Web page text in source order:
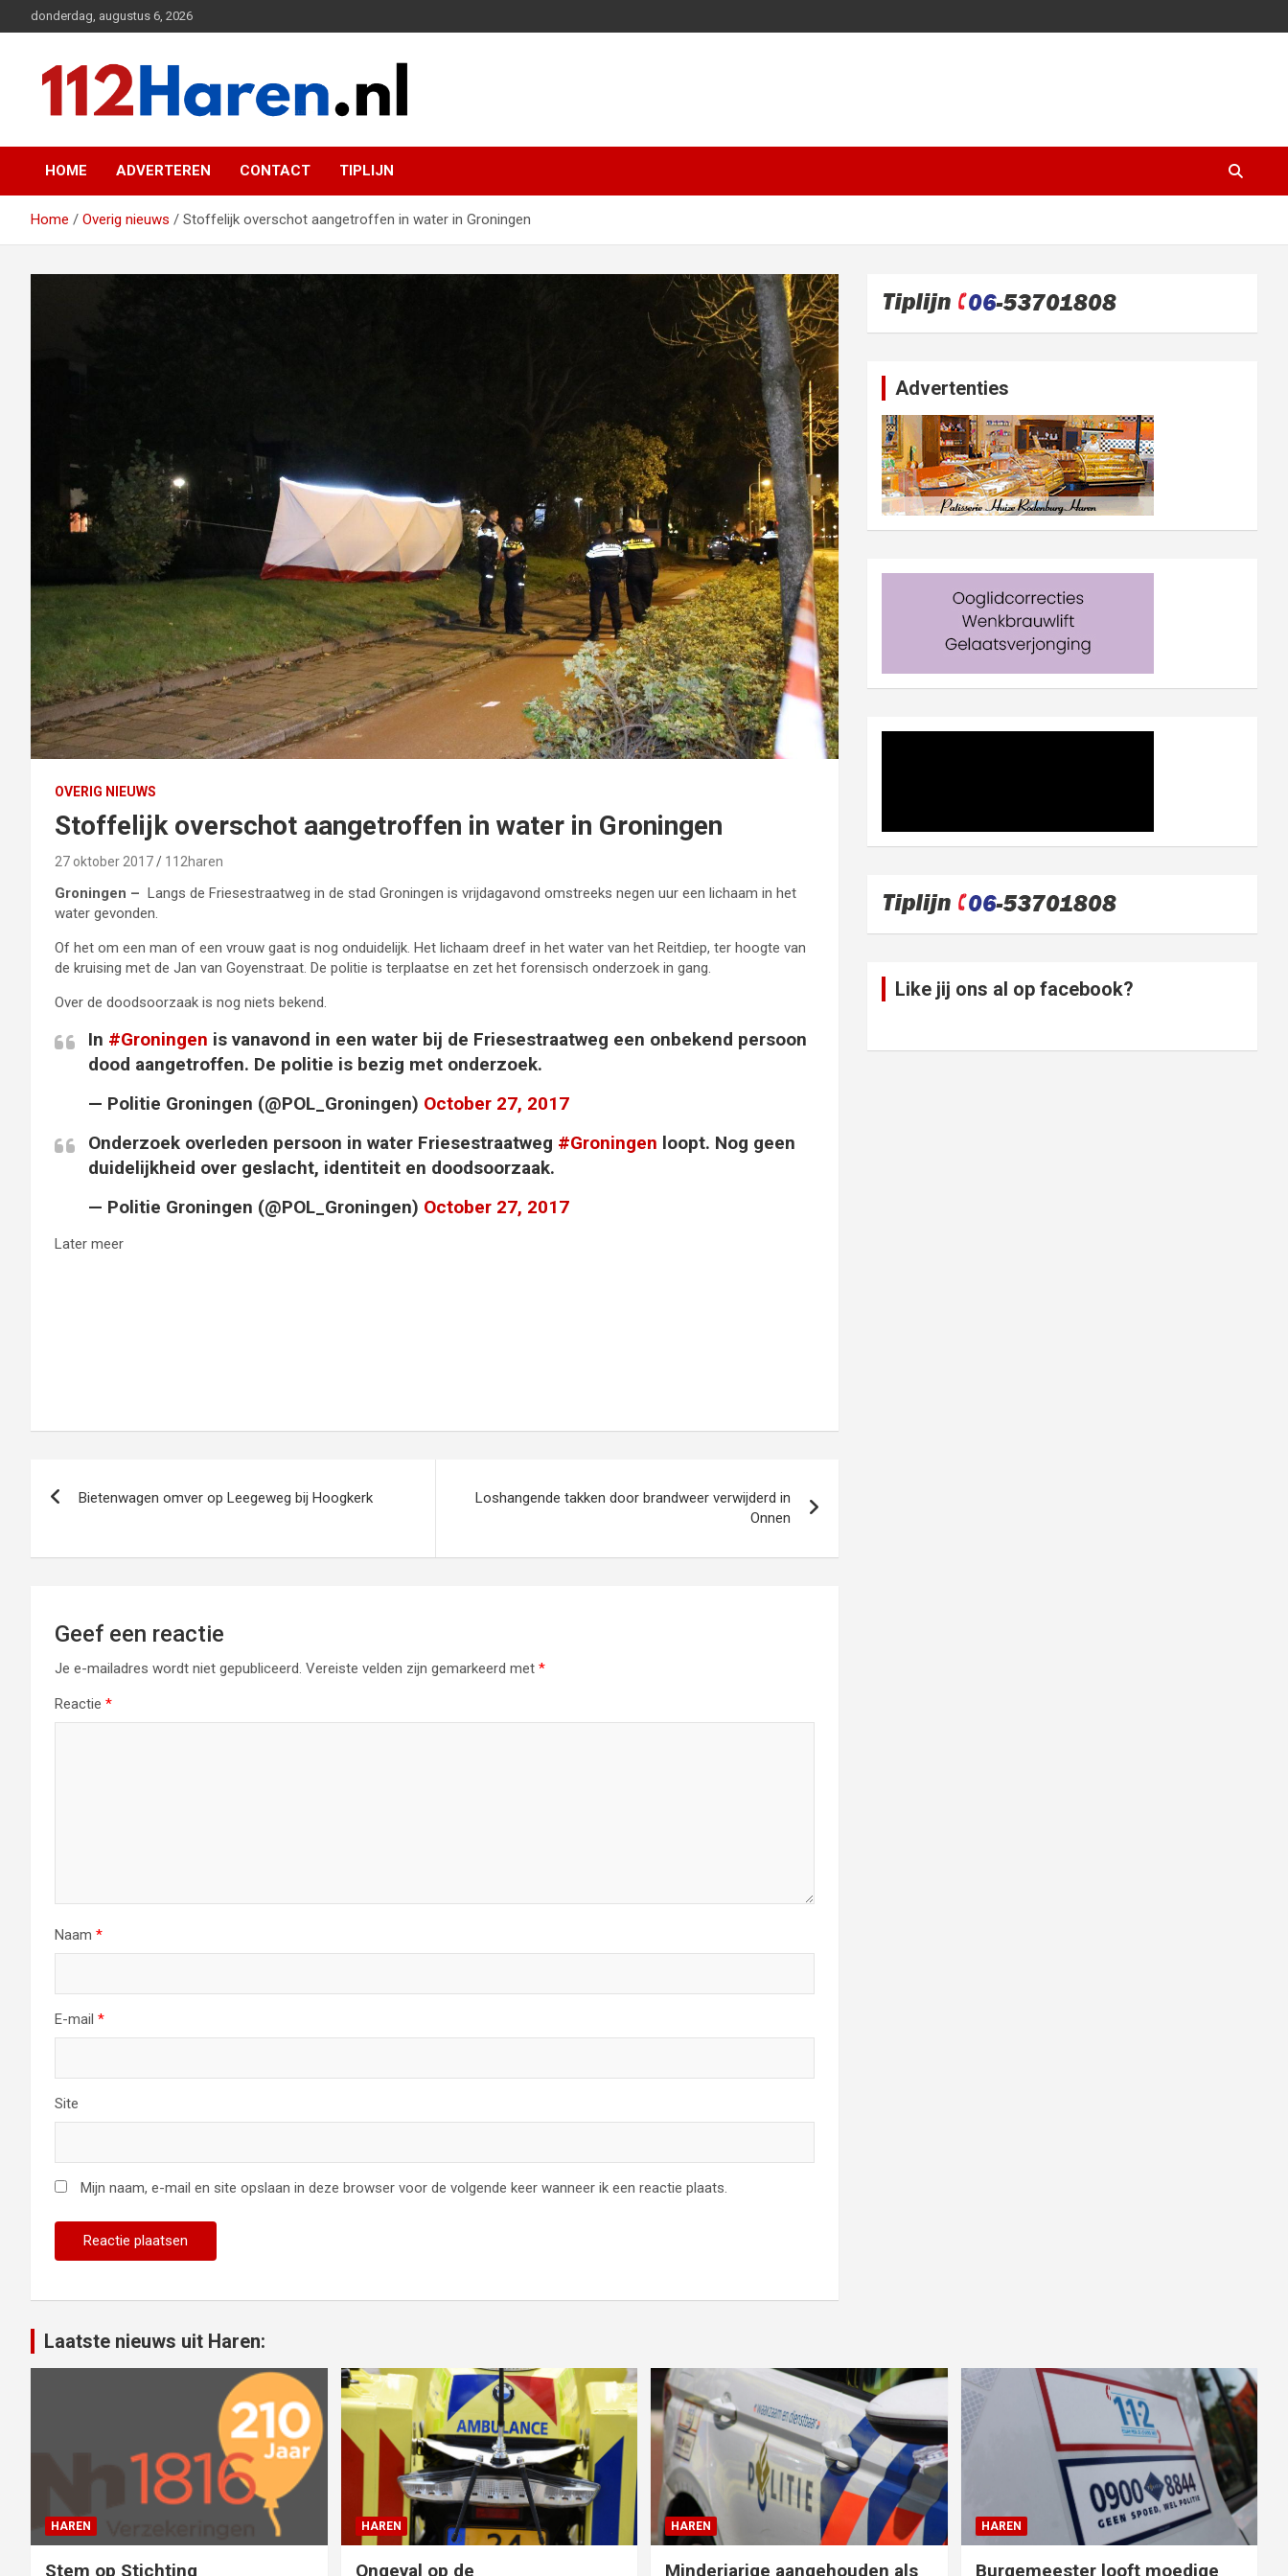
naar
donderdag, augustus 6, 2026
112 Haren.nl
HOME ADVERTEREN CONTACT TIPLIJN
Home Overig nieuws Stoffelijk overschot aangetroffen in water in Groningen
OVERIG NIEUWS
Stoffelijk overschot aangetroffen in water in Groningen
27 oktober 2017 112haren
Groningen – Langs de Friesestraatweg in de stad Groningen is vrijdagavond omstreeks negen uur een lichaam in het
water gevonden.
Of het om een man of een vrouw gaat is nog onduidelijk. Het lichaam dreef in het water van het Reitdiep, ter hoogte van
de kruising met de Jan van Goyenstraat. De politie is terplaatse en zet het forensisch onderzoek in gang.
Over de doodsoorzaak is nog niets bekend.
In #Groningen is vanavond in een water bij de Friesestraatweg een onbekend persoon
dood aangetroffen. De politie is bezig met onderzoek.
— Politie Groningen (@POL_Groningen) October 27, 2017
Onderzoek overleden persoon in water Friesestraatweg #Groningen loopt. Nog geen
duidelijkheid over geslacht, identiteit en doodsoorzaak.
— Politie Groningen (@POL_Groningen) October 27, 2017
Later meer
navigatie
Bietenwagen omver op Leegeweg bij Hoogkerk
Loshangende takken door brandweer verwijderd in
Onnen
Geef een reactie
Je e-mailadres wordt niet gepubliceerd. Vereiste velden zijn gemarkeerd met *
Reactie *
Naam *
E-mail *
Site
Mijn naam, e-mail en site opslaan in deze browser voor de volgende keer wanneer ik een reactie plaats.
Advertenties
Like jij ons al op facebook?
Laatste nieuws uit Haren:
HAREN
Stem op Stichting
HAREN
Ongeval op de
HAREN
Minderjarige aangehouden als
HAREN
Burgemeester looft moedige